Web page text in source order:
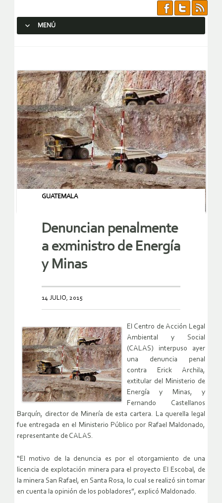
MENÚ
GUATEMALA
Denuncian penalmente
a exministro de Energía
y Minas
14 JULIO, 2015
El Centro de Acción Legal
Ambiental y Social
(CALAS) interpuso ayer
una denuncia penal
contra Erick Archila,
extitular del Ministerio de
Energía y Minas, y
Fernando Castellanos
Barquín, director de Minería de esta cartera. La querella legal
fue entregada en el Ministerio Público por Rafael Maldonado,
representante de CALAS.
“El motivo de la denuncia es por el otorgamiento de una
licencia de explotación minera para el proyecto El Escobal, de
la minera San Rafael, en Santa Rosa, lo cual se realizó sin tomar
en cuenta la opinión de los pobladores”, explicó Maldonado.